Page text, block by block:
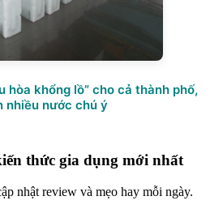
hòa khổng lồ” cho cả thành phố,
nhiều nước chú ý
thức gia dụng mới nhất
nhật review và mẹo hay mỗi ngày.